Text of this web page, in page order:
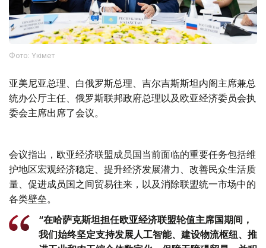
Фото: Үкімет
亚美尼亚总理、白俄罗斯总理、吉尔吉斯斯坦内阁主席兼总
统办公厅主任、俄罗斯联邦政府总理以及欧亚经济委员会执
委会主席出席了会议。
会议指出，欧亚经济联盟成员国当前面临的重要任务包括维
护地区宏观经济稳定、提升经济发展潜力、改善民众生活质
量、促进成员国之间贸易往来，以及消除联盟统一市场中的
各类壁垒。
“在哈萨克斯坦担任欧亚经济联盟轮值主席国期间，
我们始终坚定支持发展人工智能、建设物流枢纽、推